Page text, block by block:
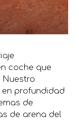
coche que
Nuestro
profundidad
de
de arena del